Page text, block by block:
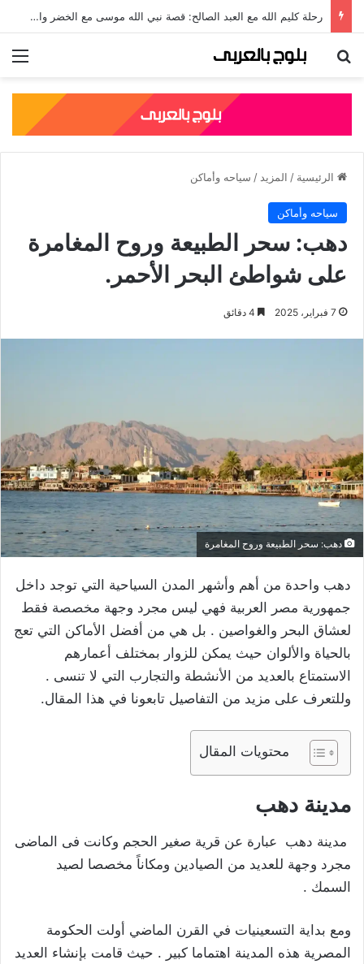
رحلة كليم الله مع العبد الصالح: قصة نبي الله موسى مع الخضر والدروس المستفادة منها
بحث عن
الرئيسية / المزيد / سياحه وأماكن
سياحه وأماكن
دهب: سحر الطبيعة وروح المغامرة
على شواطئ البحر الأحمر.
7 فبراير، 2025
دهب: سحر الطبيعة وروح المغامرة
دهب واحدة من أهم وأشهر المدن السياحية التي توجد داخل
جمهورية مصر العربية فهي ليس مجرد وجهة مخصصة فقط
لعشاق البحر والغواصين . بل هي من أفضل الأماكن التي تعج
بالحياة والألوان حيث يمكن للزوار بمختلف أعمارهم
الاستمتاع بالعديد من الأنشطة والتجارب التي لا تنسى .
وللتعرف على مزيد من التفاصيل تابعونا في هذا المقال.
محتويات المقال
مدينة دهب
مدينة دهب عبارة عن قرية صغير الحجم وكانت فى الماضى
مجرد وجهة للعديد من الصيادين ومكاناً مخصصا لصيد
السمك .
ومع بداية التسعينيات في القرن الماضي أولت الحكومة
المصرية هذه المدينة اهتماما كبير . حيث قامت بإنشاء العديد